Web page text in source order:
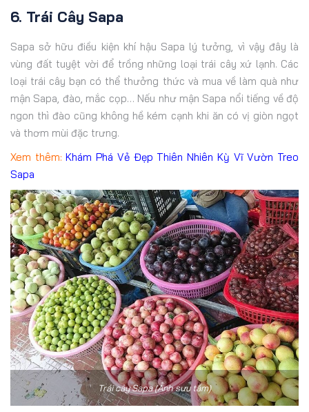
6. Trái Cây Sapa
Sapa sở hữu điều kiện khí hậu Sapa lý tưởng, vì vậy đây là
vùng đất tuyệt vời để trồng những loại trái cây xứ lạnh. Các
loại trái cây bạn có thể thưởng thức và mua về làm quà như
mận Sapa, đào, mắc cọp… Nếu như mận Sapa nổi tiếng về độ
ngon thì đào cũng không hề kém cạnh khi ăn có vị giòn ngọt
và thơm mùi đặc trưng.
Xem thêm: Khám Phá Vẻ Đẹp Thiên Nhiên Kỳ Vĩ Vườn Treo
Sapa
Trái cây Sapa (Ảnh sưu tầm)